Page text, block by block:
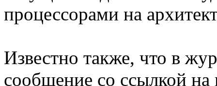
процессорами на
Известно также, что в
сообщение со ссылкой на